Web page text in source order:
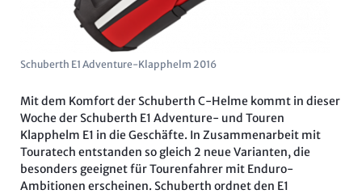
Schuberth E1 Adventure-Klapphelm 2016
Mit dem Komfort der Schuberth C-Helme kommt in dieser
Woche der Schuberth E1 Adventure- und Touren
Klapphelm E1 in die Geschäfte. In Zusammenarbeit mit
Touratech entstanden so gleich 2 neue Varianten, die
besonders geeignet für Tourenfahrer mit Enduro-
Ambitionen erscheinen. Schuberth ordnet den E1